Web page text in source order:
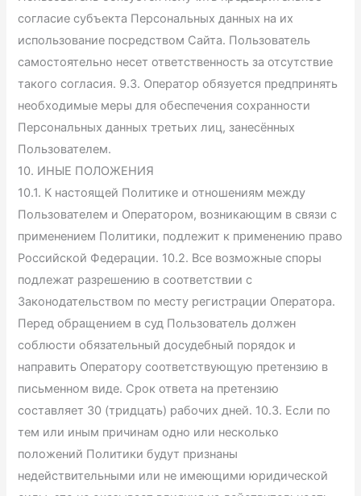
согласие субъекта Персональных данных на их
использование посредством Сайта. Пользователь
самостоятельно несет ответственность за отсутствие
такого согласия. 9.3. Оператор обязуется предпринять
необходимые меры для обеспечения сохранности
Персональных данных третьих лиц, занесённых
Пользователем.
10. ИНЫЕ ПОЛОЖЕНИЯ
10.1. К настоящей Политике и отношениям между
Пользователем и Оператором, возникающим в связи с
применением Политики, подлежит к применению право
Российской Федерации. 10.2. Все возможные споры
подлежат разрешению в соответствии с
Законодательством по месту регистрации Оператора.
Перед обращением в суд Пользователь должен
соблюсти обязательный досудебный порядок и
направить Оператору соответствующую претензию в
письменном виде. Срок ответа на претензию
составляет 30 (тридцать) рабочих дней. 10.3. Если по
тем или иным причинам одно или несколько
положений Политики будут признаны
недействительными или не имеющими юридической